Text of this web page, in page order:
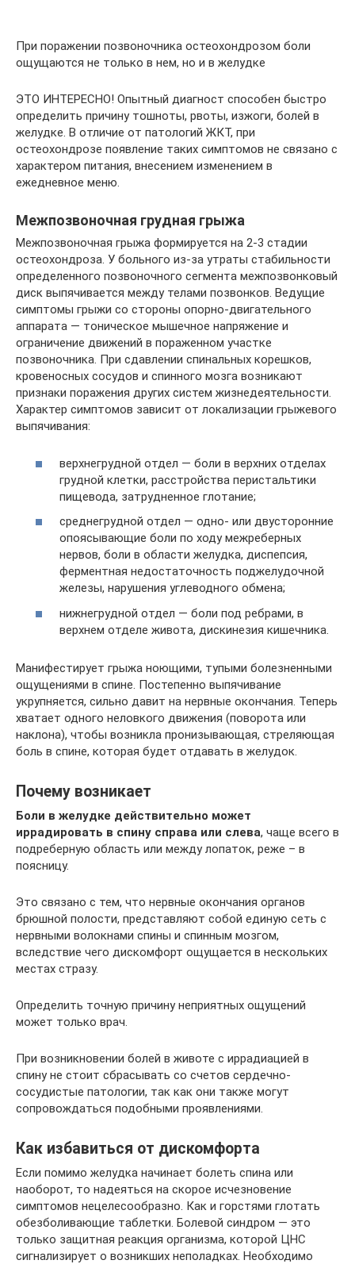
При поражении позвоночника остеохондрозом боли
ощущаются не только в нем, но и в желудке
ЭТО ИНТЕРЕСНО! Опытный диагност способен быстро
определить причину тошноты, рвоты, изжоги, болей в
желудке. В отличие от патологий ЖКТ, при
остеохондрозе появление таких симптомов не связано с
характером питания, внесением изменением в
ежедневное меню.
Межпозвоночная грудная грыжа
Межпозвоночная грыжа формируется на 2-3 стадии
остеохондроза. У больного из-за утраты стабильности
определенного позвоночного сегмента межпозвонковый
диск выпячивается между телами позвонков. Ведущие
симптомы грыжи со стороны опорно-двигательного
аппарата — тоническое мышечное напряжение и
ограничение движений в пораженном участке
позвоночника. При сдавлении спинальных корешков,
кровеносных сосудов и спинного мозга возникают
признаки поражения других систем жизнедеятельности.
Характер симптомов зависит от локализации грыжевого
выпячивания:
верхнегрудной отдел — боли в верхних отделах
грудной клетки, расстройства перистальтики
пищевода, затрудненное глотание;
среднегрудной отдел — одно- или двусторонние
опоясывающие боли по ходу межреберных
нервов, боли в области желудка, диспепсия,
ферментная недостаточность поджелудочной
железы, нарушения углеводного обмена;
нижнегрудной отдел — боли под ребрами, в
верхнем отделе живота, дискинезия кишечника.
Манифестирует грыжа ноющими, тупыми болезненными
ощущениями в спине. Постепенно выпячивание
укрупняется, сильно давит на нервные окончания. Теперь
хватает одного неловкого движения (поворота или
наклона), чтобы возникла пронизывающая, стреляющая
боль в спине, которая будет отдавать в желудок.
Почему возникает
Боли в желудке действительно может
иррадировать в спину справа или слева, чаще всего в
подреберную область или между лопаток, реже – в
поясницу.
Это связано с тем, что нервные окончания органов
брюшной полости, представляют собой единую сеть с
нервными волокнами спины и спинным мозгом,
вследствие чего дискомфорт ощущается в нескольких
местах стразу.
Определить точную причину неприятных ощущений
может только врач.
При возникновении болей в животе с иррадиацией в
спину не стоит сбрасывать со счетов сердечно-
сосудистые патологии, так как они также могут
сопровождаться подобными проявлениями.
Как избавиться от дискомфорта
Если помимо желудка начинает болеть спина или
наоборот, то надеяться на скорое исчезновение
симптомов нецелесообразно. Как и горстями глотать
обезболивающие таблетки. Болевой синдром — это
только защитная реакция организма, которой ЦНС
сигнализирует о возникших неполадках. Необходимо